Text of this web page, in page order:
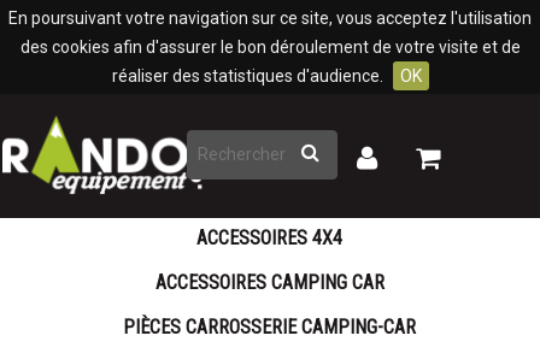
En poursuivant votre navigation sur ce site, vous acceptez l'utilisation
des cookies afin d'assurer le bon déroulement de votre visite et de
réaliser des statistiques d'audience.
OK
Rechercher
Mon
Mon
ACCESSOIRES 4X4
ACCESSOIRES CAMPING CAR
PIÈCES CARROSSERIE CAMPING-CAR
Panneau de gestion des cookies